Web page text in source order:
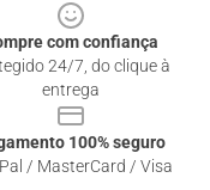
com confiança
24/7, do clique à
entrega
100% seguro
/ MasterCard / Visa